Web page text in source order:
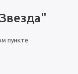
пункте